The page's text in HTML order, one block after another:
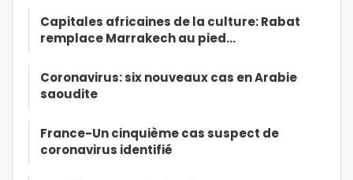
Capitales africaines de la culture: Rabat
remplace Marrakech au pied…
Coronavirus: six nouveaux cas en Arabie
saoudite
France-Un cinquième cas suspect de
coronavirus identifié